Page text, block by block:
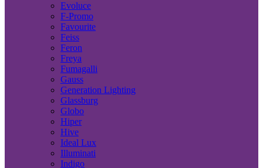
Evoluce
F-Promo
Favourite
Feiss
Feron
Freya
Fumagalli
Gauss
Generation Lighting
Glassburg
Globo
Hiper
Hive
Ideal Lux
Illuminati
Indigo